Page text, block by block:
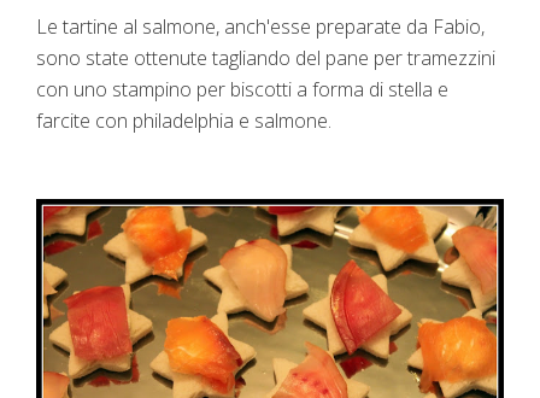
Le tartine al salmone, anch'esse preparate da Fabio,
sono state ottenute tagliando del pane per tramezzini
con uno stampino per biscotti a forma di stella e
farcite con philadelphia e salmone.